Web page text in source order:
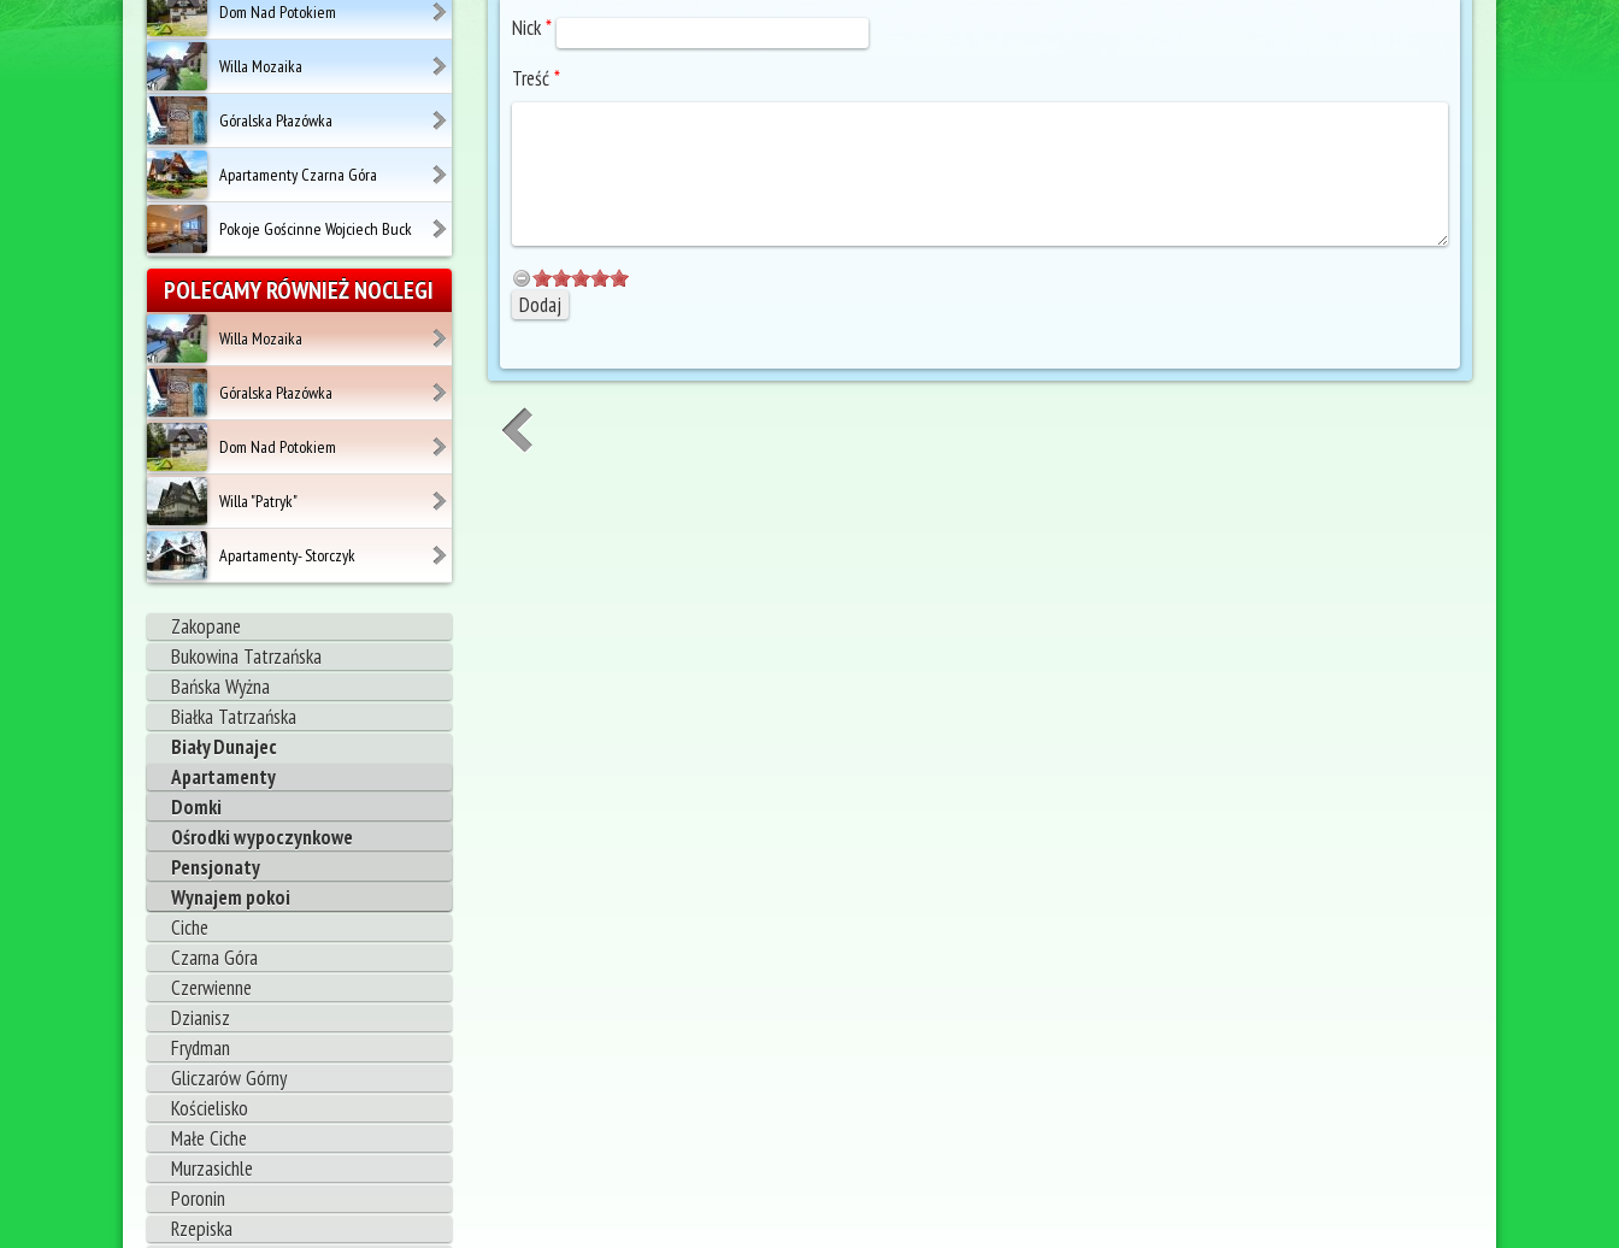
Nick*
Treść*
Dom Nad Potokiem
Willa Mozaika
Góralska Płazówka
Apartamenty Czarna Góra
Pokoje Gościnne Wojciech Buck
POLECAMY RÓWNIEŻ NOCLEGI
Willa Mozaika
Góralska Płazówka
Dom Nad Potokiem
Willa "Patryk"
Apartamenty- Storczyk
Zakopane
Bukowina Tatrzańska
Bańska Wyżna
Białka Tatrzańska
Biały Dunajec
Apartamenty
Domki
Ośrodki wypoczynkowe
Pensjonaty
Wynajem pokoi
Ciche
Czarna Góra
Czerwienne
Dzianisz
Frydman
Gliczarów Górny
Kościelisko
Małe Ciche
Murzasichle
Poronin
Rzepiska